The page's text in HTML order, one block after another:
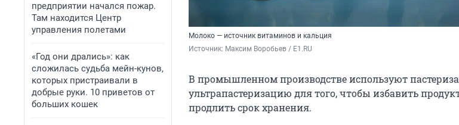
предприятии начался пожар.
Там находится Центр
управления полетами
«Год они дрались»: как
сложилась судьба мейн-кунов,
которых пристраивали в
добрые руки. 10 приветов от
больших кошек
Молоко — источник витаминов и кальция
Источник: Максим Воробьев / E1.RU
В промышленном производстве используют
ультрапастеризацию для того, чтобы избавить
продлить срок хранения.